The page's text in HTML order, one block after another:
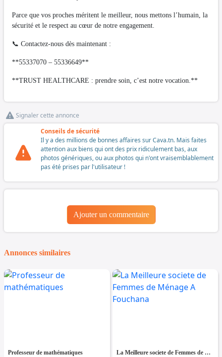
Parce que vos proches méritent le meilleur, nous mettons l’humain, la
sécurité et le respect au cœur de notre engagement.
📞 Contactez-nous dès maintenant :
**55337070 – 55336649**
**TRUST HEALTHCARE : prendre soin, c’est notre vocation.**
Signaler cette annonce
Conseils de sécurité
Il y a des millions de bonnes affaires sur Cava.tn. Mais faites
attention aux biens qui ont des prix ridiculement bas, aux
photos génériques, ou aux photos qui n'ont vraisemblablement
pas été prises par l'utilisateur !
Ajouter un commentaire
Annonces similaires
Professeur de mathématiques La Meilleure societe de Femmes de Ménage A Fouchana